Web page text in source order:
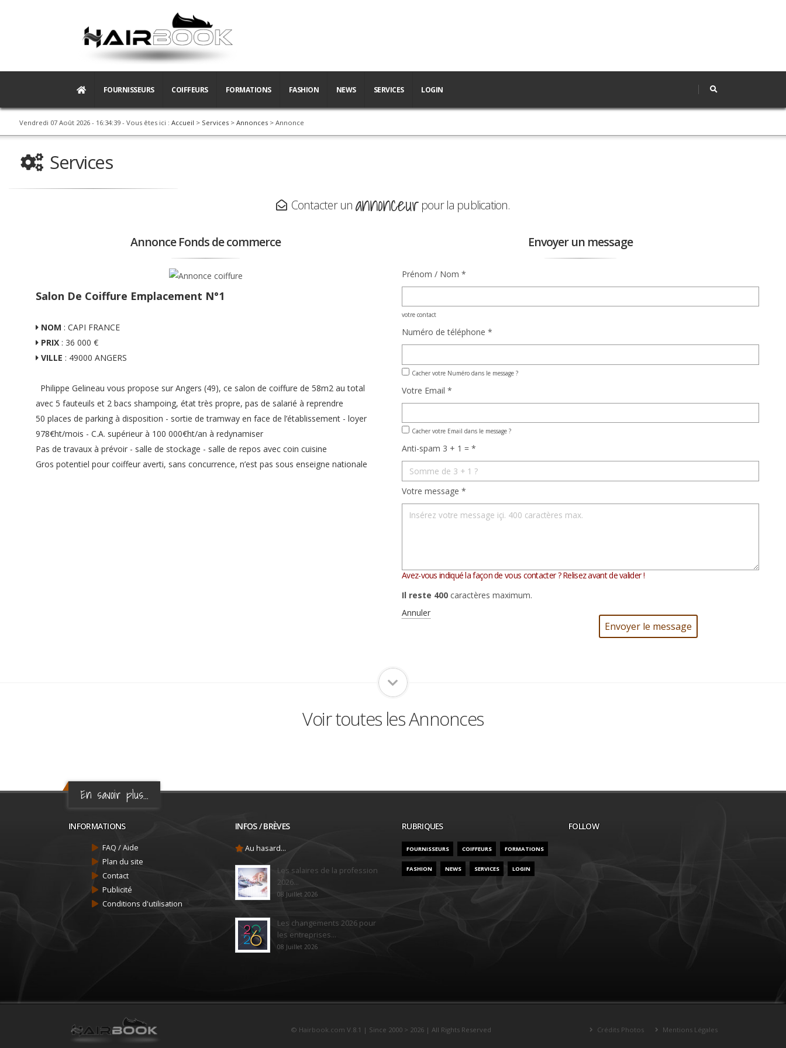
FOURNISSEURS COIFFEURS FORMATIONS FASHION NEWS SERVICES LOGIN
Vendredi 07 Août 2026 - 16:34:40 - Vous êtes ici : Accueil > Services > Annonces > Annonce
Services
Contacter un annonceur pour la publication.
Annonce Fonds de commerce
Salon De Coiffure Emplacement N°1
NOM : CAPI FRANCE
PRIX : 36 000 €
VILLE : 49000 ANGERS
Philippe Gelineau vous propose sur Angers (49), ce salon de coiffure de 58m2 au total
avec 5 fauteuils et 2 bacs shampoing, état très propre, pas de salarié à reprendre
50 places de parking à disposition - sortie de tramway en face de l’établissement - loyer
978€ht/mois - C.A. supérieur à 100 000€ht/an à redynamiser
Pas de travaux à prévoir - salle de stockage - salle de repos avec coin cuisine
Gros potentiel pour coiffeur averti, sans concurrence, n’est pas sous enseigne nationale
Envoyer un message
Prénom / Nom *
votre contact
Numéro de téléphone *
Cacher votre Numéro dans le message ?
Votre Email *
Cacher votre Email dans le message ?
Anti-spam 3 + 1 = *
Votre message *
Avez-vous indiqué la façon de vous contacter ? Relisez avant de valider !
Il reste 400 caractères maximum.
Annuler
Voir toutes les Annonces
En savoir plus...
INFORMATIONS
FAQ / Aide
Plan du site
Contact
Publicité
Conditions d'utilisation
INFOS / BRÈVES
Au hasard...
Les salaires de la profession
2026...
08 Juillet 2026
Les changements 2026 pour
les entreprises...
08 Juillet 2026
RUBRIQUES
FOURNISSEURS COIFFEURS FORMATIONS
FASHION NEWS SERVICES LOGIN
FOLLOW
© Hairbook.com V.8.1 | Since 2000 > 2026 | All Rights Reserved Crédits Photos Mentions Légales